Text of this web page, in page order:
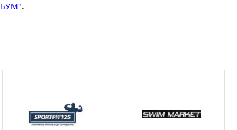
БУМ".